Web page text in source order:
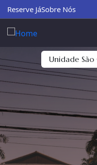
Reserve JáSobre Nós
Unidade